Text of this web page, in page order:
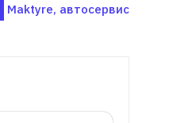
Maktyre, автосервис